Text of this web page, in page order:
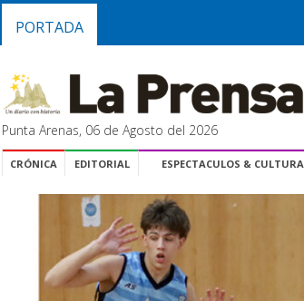
PORTADA
Punta Arenas, 06 de Agosto del 2026
CRÓNICA EDITORIAL ESPECTACULOS & CULTURA